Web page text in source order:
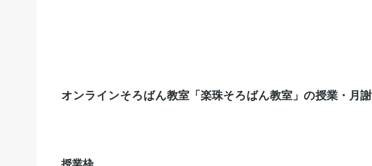
オンラインそろばん教室「楽珠そろばん教室」の授業・月謝
授業枠